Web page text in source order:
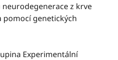
z krve
genetických
Experimentální